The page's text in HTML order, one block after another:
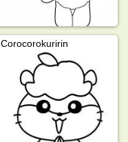
Corocorokuririn